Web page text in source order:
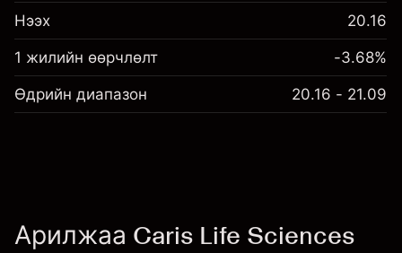
Нээх 20.16
1 жилийн өөрчлөлт -3.68%
Өдрийн диапазон 20.16 - 21.09
Арилжаа Caris Life Sciences